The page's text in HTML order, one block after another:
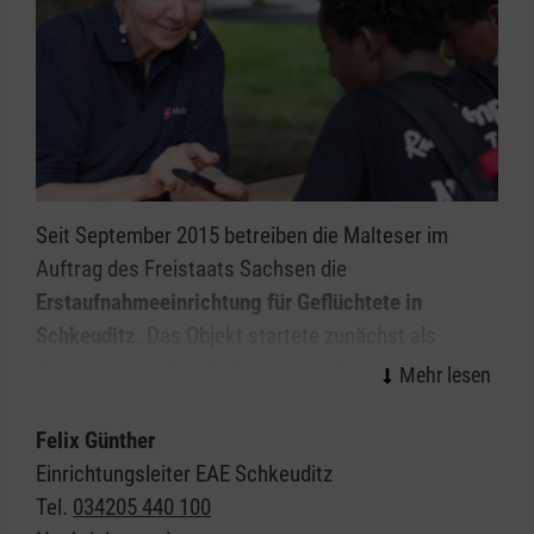
Seit September 2015 betreiben die Malteser im
Auftrag des Freistaats Sachsen die
Erstaufnahmeeinrichtung für Geflüchtete in
Notunterkunft für 150 Personen, die in alten Büros
Räumlichkeiten in einem beheizten Zelt verpflegt
wurden.
Mittlerweile ist das Gelände zur vollwertigen
Felix Günther
Einrichtungsleiter EAE Schkeuditz
Tel. 034205 440 100